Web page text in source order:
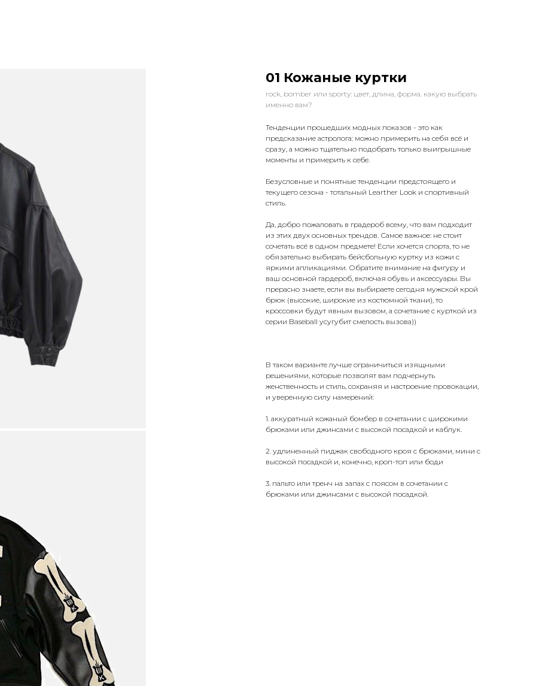
01 Кожаные куртки
rock, bomber или sporty: цвет, длина, форма. какую выбрать
именно вам?
Тенденции прошедших модных показов - это как
предсказание астролога: можно примерить на себя всё и
сразу, а можно тщательно подобрать только выигрышные
моменты и примерить к себе.
Безусловные и понятные тенденции предстоящего и
текущего сезона - тотальный Learther Look и спортивный
стиль.
Да, добро пожаловать в градероб всему, что вам подходит
из этих двух основных трендов. Самое важное: не стоит
сочетать всё в одном предмете! Если хочется спорта, то не
обязательно выбирать бейсбольную куртку из кожи с
яркими апликациями. Обратите внимание на фигуру и
ваш основной гардероб, включая обувь и аксессуары. Вы
прерасно знаете, если вы выбираете сегодня мужской крой
брюк (высокие, широкие из костюмной ткани), то
кроссовки будут явным вызовом, а сочетание с курткой из
серии Baseball усугубит смелость вызова))
В таком варианте лучше ограничиться изящными
решениями, которые позволят вам подчернуть
женственность и стиль, сохраняя и настроение провокации,
и уверенную силу намерений:
1. аккуратный кожаный бомбер в сочетании с широкими
брюками или джинсами с высокой посадкой и каблук.
2. удлиненный пиджак свободного кроя с брюками, мини с
высокой посадкой и, конечно, кроп-топ или боди
3. пальто или тренч на запах с поясом в сочетании с
брюками или джинсами с высокой посадкой.